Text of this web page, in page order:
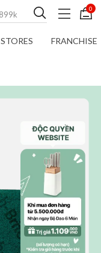
0
STORES FRANCHISE